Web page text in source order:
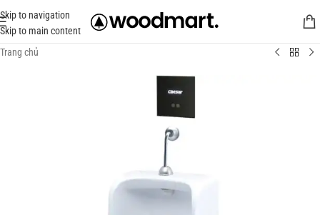
Skip to navigation
Skip to main content
Trang chủ